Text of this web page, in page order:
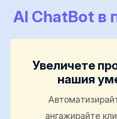
AI ChatBot в
Увеличете
нашия
ангажирайте